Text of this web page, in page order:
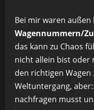
Bei mir waren außen
Wagennummern/
das kann zu Chaos
nicht allein bist oder
den richtigen Wagen
Weltuntergang,
nachfragen musst